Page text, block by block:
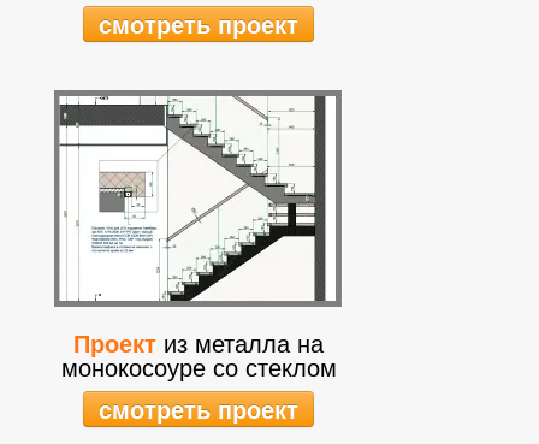
смотреть проект
Проект из металла на
монокосоуре со стеклом
смотреть проект